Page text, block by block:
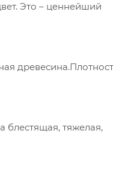
Это – ценнейший
блестящая, тяжелая,